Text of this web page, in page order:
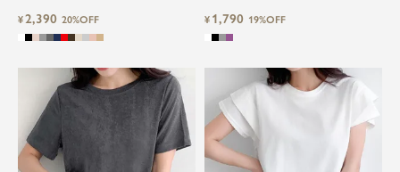
¥2,390 20%OFF ¥ 1,790 19%OFF